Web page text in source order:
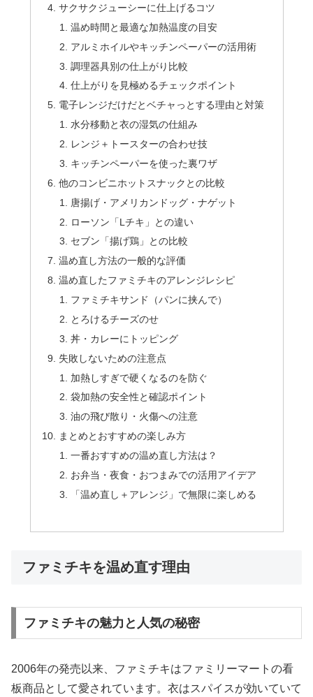
サクサクジューシーに仕上げるコツ
温め時間と最適な加熱温度の目安
アルミホイルやキッチンペーパーの活用術
調理器具別の仕上がり比較
仕上がりを見極めるチェックポイント
電子レンジだけだとベチャっとする理由と対策
水分移動と衣の湿気の仕組み
レンジ＋トースターの合わせ技
キッチンペーパーを使った裏ワザ
他のコンビニホットスナックとの比較
唐揚げ・アメリカンドッグ・ナゲット
ローソン「Lチキ」との違い
セブン「揚げ鶏」との比較
温め直し方法の一般的な評価
温め直したファミチキのアレンジレシピ
ファミチキサンド（パンに挟んで）
とろけるチーズのせ
丼・カレーにトッピング
失敗しないための注意点
加熱しすぎで硬くなるのを防ぐ
袋加熱の安全性と確認ポイント
油の飛び散り・火傷への注意
まとめとおすすめの楽しみ方
一番おすすめの温め直し方法は？
お弁当・夜食・おつまみでの活用アイデア
「温め直し＋アレンジ」で無限に楽しめる
ファミチキを温め直す理由
ファミチキの魅力と人気の秘密
2006年の発売以来、ファミチキはファミリーマートの看
板商品として愛されています。衣はスパイスが効いていて